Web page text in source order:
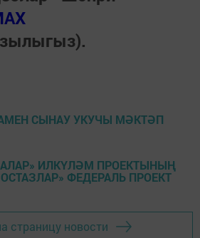
СЫНАУ УКУЧЫ МӘКТӘП
ИЛКҮЛӘМ ПРОЕКТЫНЫҢ
ФЕДЕРАЛЬ ПРОЕКТ
страницу новости